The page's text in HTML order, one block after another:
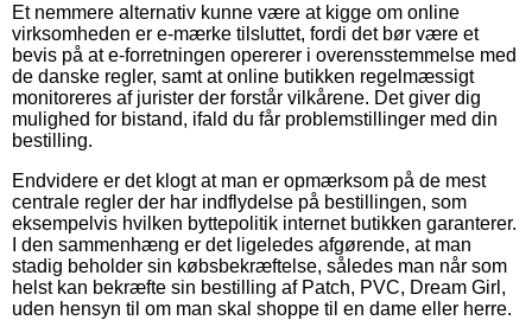
Et nemmere alternativ kunne være at kigge om online
virksomheden er e-mærke tilsluttet, fordi det bør være et
bevis på at e-forretningen opererer i overensstemmelse med
de danske regler, samt at online butikken regelmæssigt
monitoreres af jurister der forstår vilkårene. Det giver dig
mulighed for bistand, ifald du får problemstillinger med din
bestilling.
Endvidere er det klogt at man er opmærksom på de mest
centrale regler der har indflydelse på bestillingen, som
eksempelvis hvilken byttepolitik internet butikken garanterer.
I den sammenhæng er det ligeledes afgørende, at man
stadig beholder sin købsbekræftelse, således man når som
helst kan bekræfte sin bestilling af Patch, PVC, Dream Girl,
uden hensyn til om man skal shoppe til en dame eller herre.